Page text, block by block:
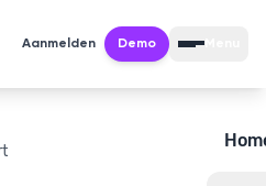
Aanmelden Demo